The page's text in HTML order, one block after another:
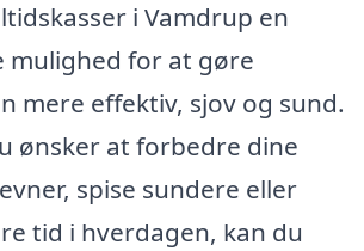
i Vamdrup en
mulighed for at gøre
mere effektiv, sjov og sund.
ønsker at forbedre dine
spise sundere eller
tid i hverdagen, kan du